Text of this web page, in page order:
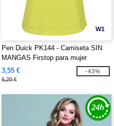
W1
Pen Duick PK144 - Camiseta SIN
MANGAS Firstop para mujer
3,55 €
6,20 €
-43%